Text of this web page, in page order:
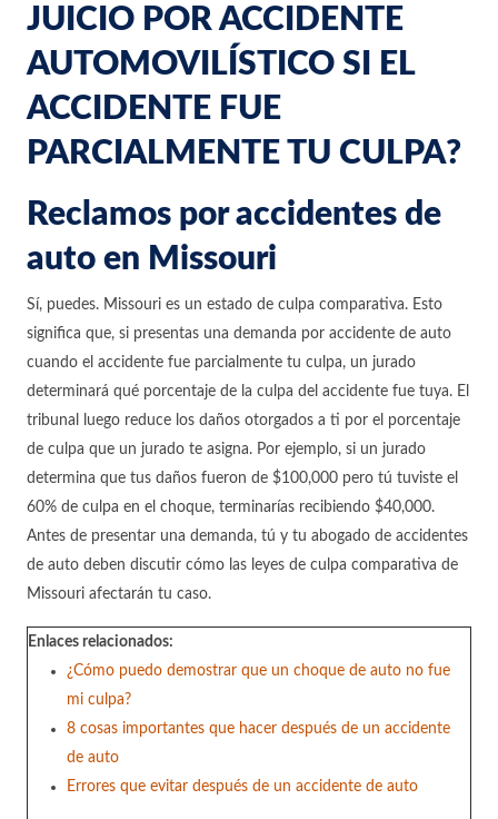
JUICIO POR ACCIDENTE
AUTOMOVILÍSTICO SI EL
ACCIDENTE FUE
PARCIALMENTE TU CULPA?
Reclamos por accidentes de
auto en Missouri
Sí, puedes. Missouri es un estado de culpa comparativa. Esto
significa que, si presentas una demanda por accidente de auto
cuando el accidente fue parcialmente tu culpa, un jurado
determinará qué porcentaje de la culpa del accidente fue tuya. El
tribunal luego reduce los daños otorgados a ti por el porcentaje
de culpa que un jurado te asigna. Por ejemplo, si un jurado
determina que tus daños fueron de $100,000 pero tú tuviste el
60% de culpa en el choque, terminarías recibiendo $40,000.
Antes de presentar una demanda, tú y tu abogado de accidentes
de auto deben discutir cómo las leyes de culpa comparativa de
Missouri afectarán tu caso.
Enlaces relacionados:
¿Cómo puedo demostrar que un choque de auto no fue
mi culpa?
8 cosas importantes que hacer después de un accidente
de auto
Errores que evitar después de un accidente de auto